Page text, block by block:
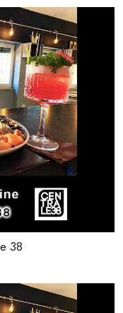
38